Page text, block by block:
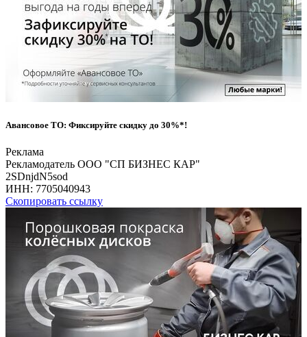
Авансовое ТО: Фиксируйте скидку до 30%*!
Реклама
Рекламодатель ООО "СП БИЗНЕС КАР"
2SDnjdN5sod
ИНН: 7705040943
Скопировать ссылку